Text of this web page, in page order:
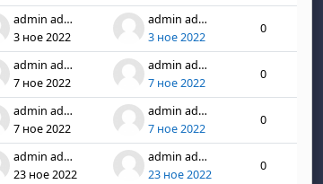
admin admin
3 ное 2022
admin admin
3 ное 2022
0
admin admin
7 ное 2022
admin admin
7 ное 2022
0
admin admin
7 ное 2022
admin admin
7 ное 2022
0
admin admin
23 ное 2022
admin admin
23 ное 2022
0